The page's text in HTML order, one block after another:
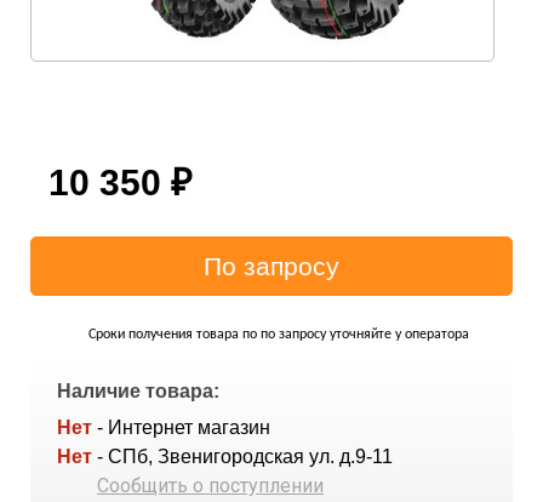
10 350 ₽
Сроки получения товара по по запросу уточняйте у оператора
Наличие товара:
Нет - Интернет магазин
Нет - СПб, Звенигородская ул. д.9-11
Сообщить о поступлении